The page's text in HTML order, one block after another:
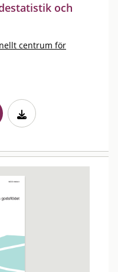
och
centrum för